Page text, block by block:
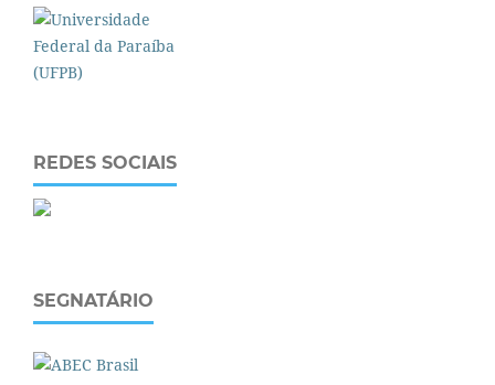
REDES SOCIAIS
SEGNATÁRIO